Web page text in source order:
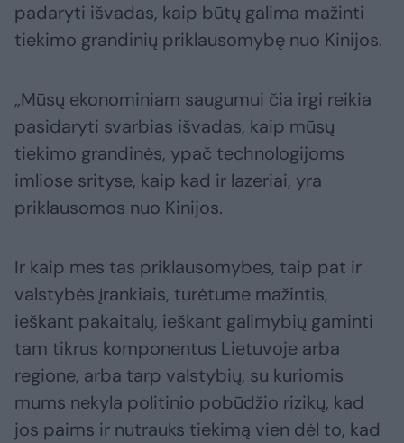
padaryti išvadas, kaip būtų galima mažinti
tiekimo grandinių priklausomybę nuo Kinijos.
„Mūsų ekonominiam saugumui čia irgi reikia
pasidaryti svarbias išvadas, kaip mūsų
tiekimo grandinės, ypač technologijoms
imliose srityse, kaip kad ir lazeriai, yra
priklausomos nuo Kinijos.
Ir kaip mes tas priklausomybes, taip pat ir
valstybės įrankiais, turėtume mažintis,
ieškant pakaitalų, ieškant galimybių gaminti
tam tikrus komponentus Lietuvoje arba
regione, arba tarp valstybių, su kuriomis
mums nekyla politinio pobūdžio rizikų, kad
jos paims ir nutrauks tiekimą vien dėl to, kad